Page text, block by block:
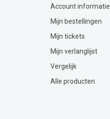
Account informatie
Mijn bestellingen
Mijn tickets
Mijn verlanglijst
Vergelijk
Alle producten